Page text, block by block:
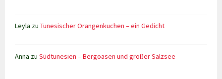
Leyla zuTunesischer Orangenkuchen – ein Gedicht
Anna zuSüdtunesien – Bergoasen und großer Salzsee